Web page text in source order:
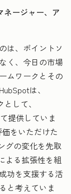
ネージャー、ア
は、ポイントソ
く、今日の市場
ムワークとその
は、
して、
提供していま
をいただけた
グの変化を先取
よる拡張性を組
功を支援する活
と考えていま